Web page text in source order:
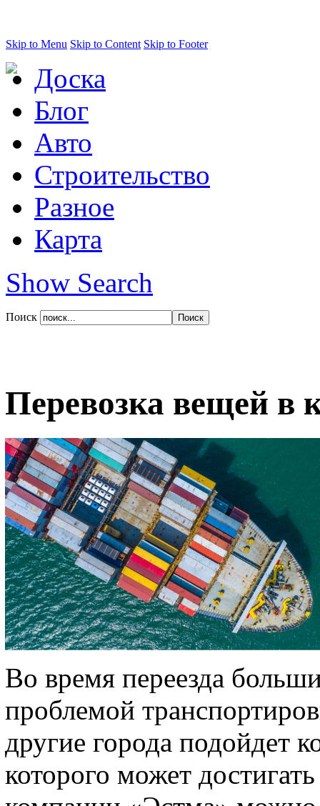
Skip to Menu Skip to Content Skip to Footer
Доска
Блог
Авто
Строительство
Разное
Карта
Show Search
Поиск
Перевозка вещей в
Во время переезда
проблемой
другие города подойдет
которого может